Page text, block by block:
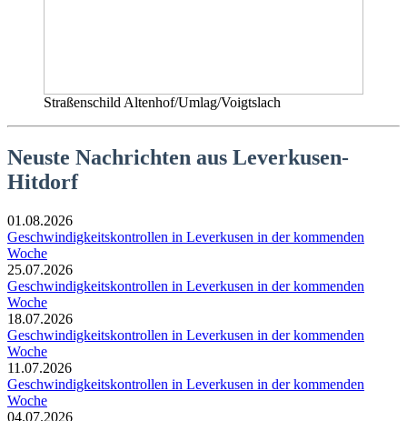
Straßenschild Altenhof/Umlag/Voigtslach
Neuste Nachrichten aus Leverkusen-
Hitdorf
01.08.2026
Geschwindigkeitskontrollen in Leverkusen in der kommenden
Woche
25.07.2026
Geschwindigkeitskontrollen in Leverkusen in der kommenden
Woche
18.07.2026
Geschwindigkeitskontrollen in Leverkusen in der kommenden
Woche
11.07.2026
Geschwindigkeitskontrollen in Leverkusen in der kommenden
Woche
04.07.2026